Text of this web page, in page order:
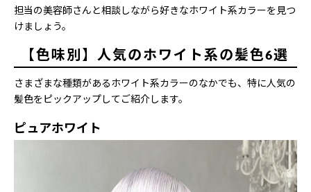
担当の美容師さんと相談しながら好きなホワイト系カラーを見つ
けましょう。
【色味別】人気のホワイト系の髪色6選
さまざまな種類があるホワイト系カラーのなかでも、特に人気の
髪色をピックアップしてご紹介します。
ピュアホワイト